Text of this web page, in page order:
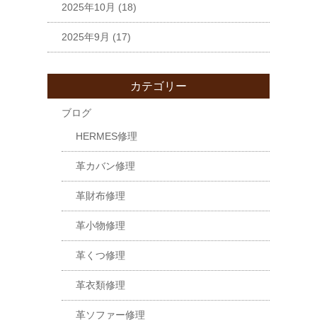
2025年10月 (18)
2025年9月 (17)
カテゴリー
ブログ
HERMES修理
革カバン修理
革財布修理
革小物修理
革くつ修理
革衣類修理
革ソファー修理